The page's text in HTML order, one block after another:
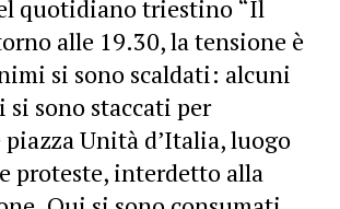
quotidiano triestino “Il
alle 19.30, la tensione è
si sono scaldati: alcuni
sono staccati per
Unità d’Italia, luogo
proteste, interdetto alla